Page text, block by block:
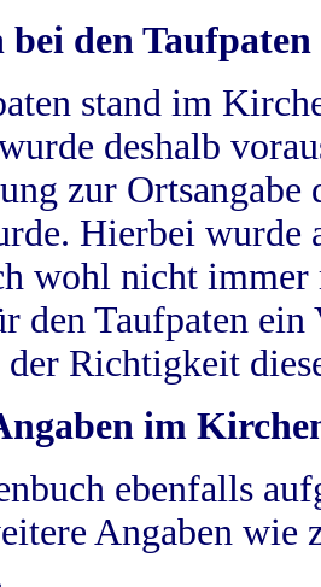
bei den Taufpaten
stand im
deshalb
zur
Hierbei wurde
wohl nicht
den Taufpaten
Richtigkeit
im
ebenfalls
Angaben wie